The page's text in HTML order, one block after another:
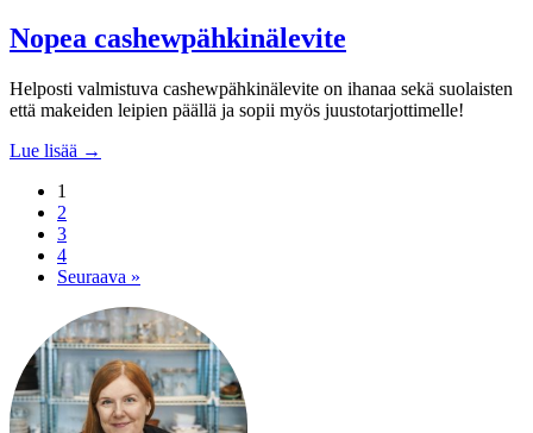
Nopea cashewpähkinälevite
Helposti valmistuva cashewpähkinälevite on ihanaa sekä suolaisten
että makeiden leipien päällä ja sopii myös juustotarjottimelle!
Lue lisää →
1
2
3
4
Seuraava »